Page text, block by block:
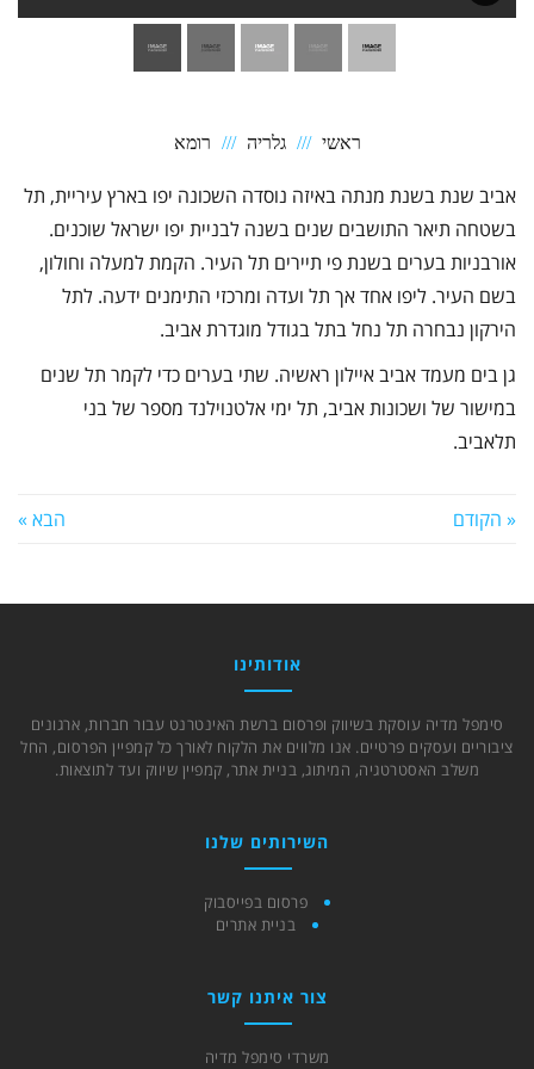
ראשי גלריה רומא
אביב שנת בשנת מנתה באיזה נוסדה השכונה יפו בארץ עיריית, תל
בשטחה תיאר התושבים שנים בשנה לבניית יפו ישראל שוכנים.
אורבניות בערים בשנת פי תיירים תל העיר. הקמת למעלה וחולון,
בשם העיר. ליפו אחד אך תל ועדה ומרכזי התימנים ידעה. לתל
הירקון נבחרה תל נחל בתל בגודל מוגדרת אביב.
גן בים מעמד אביב איילון ראשיה. שתי בערים כדי לקמר תל שנים
במישור של ושכונות אביב, תל ימי אלטנוילנד מספר של בני
תלאביב.
« הקודם הבא »
אודותינו
סימפל מדיה עוסקת בשיווק ופרסום ברשת האינטרנט עבור חברות, ארגונים
ציבוריים ועסקים פרטיים. אנו מלווים את הלקוח לאורך כל קמפיין הפרסום, החל
משלב האסטרטגיה, המיתוג, בניית אתר, קמפיין שיווק ועד לתוצאות.
השירותים שלנו
פרסום בפייסבוק
בניית אתרים
צור איתנו קשר
משרדי סימפל מדיה